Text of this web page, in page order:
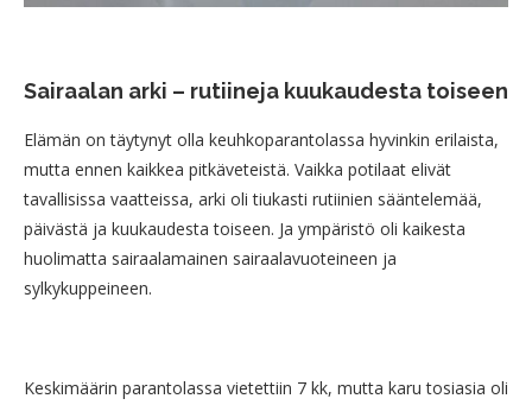
Sairaalan arki – rutiineja kuukaudesta toiseen
Elämän on täytynyt olla keuhkoparantolassa hyvinkin erilaista,
mutta ennen kaikkea pitkäveteistä. Vaikka potilaat elivät
tavallisissa vaatteissa, arki oli tiukasti rutiinien sääntelemää,
päivästä ja kuukaudesta toiseen. Ja ympäristö oli kaikesta
huolimatta sairaalamainen sairaalavuoteineen ja
sylkykuppeineen.
Keskimäärin parantolassa vietettiin 7 kk, mutta karu tosiasia oli